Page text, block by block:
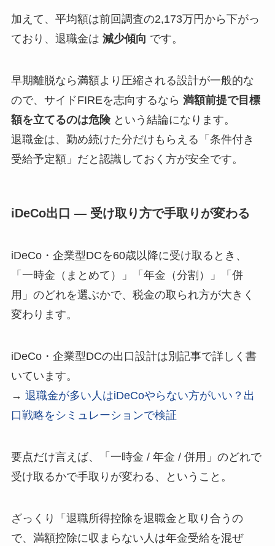
加えて、平均額は前回調査の2,173万円から下がっ
ており、退職金は 減少傾向 です。
早期離脱なら満額より圧縮される設計が一般的な
ので、サイドFIREを志向するなら 満額前提で目標
額を立てるのは危険という結論になります。
退職金は、勤め続けた分だけもらえる「条件付き
受給予定額」だと認識しておく方が安全です。
iDeCo出口 — 受け取り方で手取りが変わる
iDeCo・企業型DCを60歳以降に受け取るとき、
「一時金（まとめて）」「年金（分割）」「併
用」のどれを選ぶかで、税金の取られ方が大きく
変わります。
iDeCo・企業型DCの出口設計は別記事で詳しく書
いています。
→ 退職金が多い人はiDeCoやらない方がいい？出
口戦略をシミュレーションで検証
要点だけ言えば、「一時金 / 年金 / 併用」のどれで
受け取るかで手取りが変わる、ということ。
ざっくり「退職所得控除を退職金と取り合うの
で、満額控除に収まらない人は年金受給を混ぜ